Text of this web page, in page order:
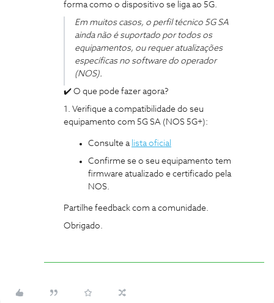
forma como o dispositivo se liga ao 5G.
Em muitos casos, o perfil técnico 5G SA
ainda não é suportado por todos os
equipamentos, ou requer atualizações
específicas no software do operador
(NOS).
✔️ O que pode fazer agora?
1. Verifique a compatibilidade do seu
equipamento com 5G SA (NOS 5G+):
Consulte a lista oficial
Confirme se o seu equipamento tem
firmware atualizado e certificado pela
NOS.
Partilhe feedback com a comunidade.
Obrigado.